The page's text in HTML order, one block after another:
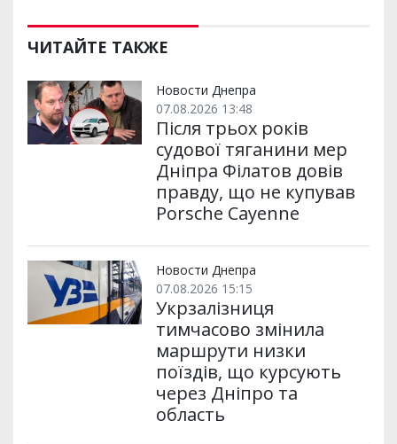
ЧИТАЙТЕ ТАКЖЕ
Новости Днепра
07.08.2026 13:48
Після трьох років
судової тяганини мер
Дніпра Філатов довів
правду, що не купував
Porsche Cayenne
Новости Днепра
07.08.2026 15:15
Укрзалізниця
тимчасово змінила
маршрути низки
поїздів, що курсують
через Дніпро та
область